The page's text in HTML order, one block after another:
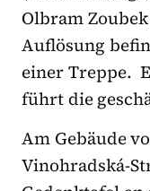
Olbram
Auflösung
einer Treppe.
führt die
Am Gebäude
Vinohradská-